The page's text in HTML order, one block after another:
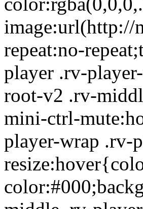
image:url(http://
repeat:no-
player .rv-
root-v2 .rv-
mini-ctrl-
player-wrap .rv-